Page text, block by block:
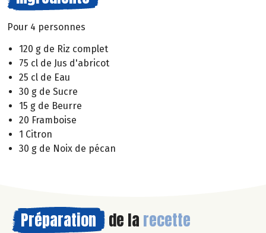
Pour 4 personnes
120 g de Riz complet
75 cl de Jus d'abricot
25 cl de Eau
30 g de Sucre
15 g de Beurre
20 Framboise
1 Citron
30 g de Noix de pécan
Préparation de la recette